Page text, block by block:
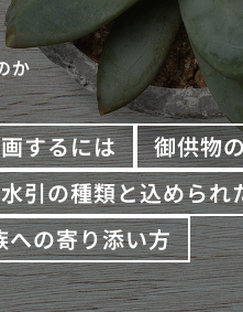
か
するには 御供物
水引の種類と込められ
への寄り添い方